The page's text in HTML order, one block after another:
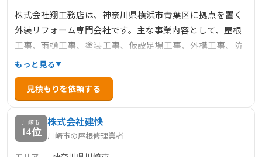
株式会社翔工務店は、神奈川県横浜市青葉区に拠点を置く
外装リフォーム専門会社です。主な事業内容として、屋根
工事、雨樋工事、塗装工事、仮設足場工事、外構工事、防
水工事などを手掛けており、これらの工程を完全自社施工
で行うことで、コスト削減と高品質な施工を実現していま
す。特に、屋根修理や雨漏り修理においては、迅速な対応
と丁寧な作業が評価されています。公式サイトでは、横浜
市中区での施工事例も紹介されており、地域密着型のサー
ビスを提供しています。
もっと見る
見積もりを依頼する
川崎市
14位
株式会社建快
川崎市の屋根修理業者